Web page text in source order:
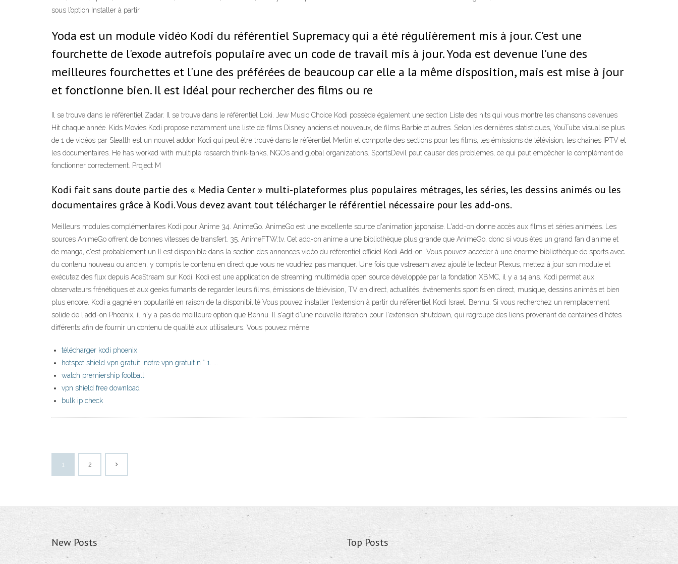
sous l’option Installer à partir
Yoda est un module vidéo Kodi du référentiel Supremacy qui a été régulièrement mis à jour. C'est une
fourchette de l'exode autrefois populaire avec un code de travail mis à jour. Yoda est devenue l'une des
meilleures fourchettes et l'une des préférées de beaucoup car elle a la même disposition, mais est mise à jour
et fonctionne bien. Il est idéal pour rechercher des films ou re
Il se trouve dans le référentiel Zadar. Il se trouve dans le référentiel Loki. Jew Music Choice Kodi possède également une section Liste des hits qui vous montre les chansons devenues
Hit chaque année. Kids Movies Kodi propose notamment une liste de films Disney anciens et nouveaux, de films Barbie et autres. Selon les dernières statistiques, YouTube visualise plus
de 1 de vidéos par Stealth est un nouvel addon Kodi qui peut être trouvé dans le référentiel Merlin et comporte des sections pour les films, les émissions de télévision, les chaînes IPTV et
les documentaires. He has worked with multiple research think-tanks, NGOs and global organizations. SportsDevil peut causer des problèmes, ce qui peut empêcher le complément de
fonctionner correctement. Project M
Kodi fait sans doute partie des « Media Center » multi-plateformes plus populaires métrages, les séries, les dessins animés ou les
documentaires grâce à Kodi. Vous devez avant tout télécharger le référentiel nécessaire pour les add-ons.
Meilleurs modules complémentaires Kodi pour Anime 34. AnimeGo. AnimeGo est une excellente source d'animation japonaise. L'add-on donne accès aux films et séries animées. Les
sources AnimeGo offrent de bonnes vitesses de transfert. 35. AnimeFTW.tv. Cet add-on anime a une bibliothèque plus grande que AnimeGo, donc si vous êtes un grand fan d'anime et
de manga, c'est probablement un Il est disponible dans la section des annonces vidéo du référentiel officiel Kodi Add-on. Vous pouvez accéder à une énorme bibliothèque de sports avec
du contenu nouveau ou ancien, y compris le contenu en direct que vous ne voudriez pas manquer. Une fois que vstreaam avez ajouté le lecteur Plexus, mettez à jour son module et
exécutez des flux depuis AceStream sur Kodi. Kodi est une application de streaming multimédia open source développée par la fondation XBMC, il y a 14 ans. Kodi permet aux
observateurs frénétiques et aux geeks fumants de regarder leurs films, émissions de télévision, TV en direct, actualités, événements sportifs en direct, musique, dessins animés et bien
plus encore. Kodi a gagné en popularité en raison de la disponibilité Vous pouvez installer l'extension à partir du référentiel Kodi Israel. Bennu. Si vous recherchez un remplacement
solide de l'add-on Phoenix, il n'y a pas de meilleure option que Bennu. Il s'agit d'une nouvelle itération pour l'extension shutdown, qui regroupe des liens provenant de centaines d'hôtes
différents afin de fournir un contenu de qualité aux utilisateurs. Vous pouvez même
télécharger kodi phoenix
hotspot shield vpn gratuit. notre vpn gratuit n ° 1. ...
watch premiership football
vpn shield free download
bulk ip check
1 2
New Posts Top Posts